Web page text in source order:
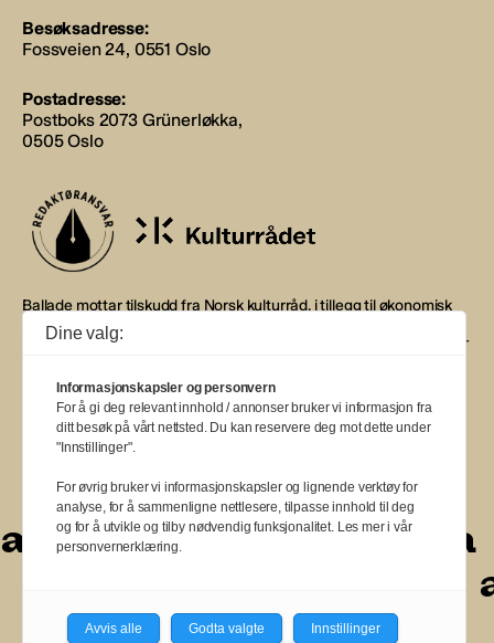
Besøksadresse:
Fossveien 24, 0551 Oslo
Postadresse:
Postboks 2073 Grünerløkka,
0505 Oslo
Ballade mottar tilskudd fra Norsk kulturråd, i tillegg til økonomisk
støtte fra eierne NOPA, Norsk komponistforening og
Musikkforleggerne. Ballade drives etter Redaktør- og Vær Varsom-
BALLADE — NORGES MUSIKKMAGASIN
a aa
aa
a
a
Dine valg:
Informasjonskapsler og personvern
For å gi deg relevant innhold / annonser bruker vi informasjon fra
ditt besøk på vårt nettsted. Du kan reservere deg mot dette under
"Innstillinger".
For øvrig bruker vi informasjonskapsler og lignende verktøy for
analyse, for å sammenligne nettlesere, tilpasse innhold til deg
og for å utvikle og tilby nødvendig funksjonalitet. Les mer i vår
personvernerklæring.
Avvis alle Godta valgte Innstillinger